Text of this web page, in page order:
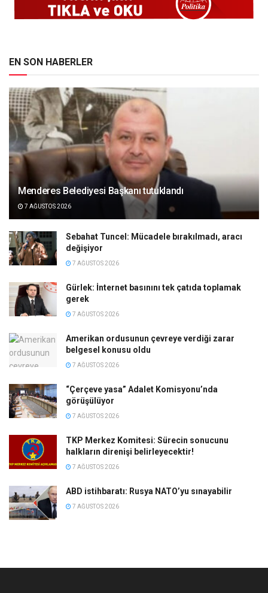
EN SON HABERLER
Menderes Belediyesi Başkanı tutuklandı
7 AĞUSTOS 2026
Sebahat Tuncel: Mücadele bırakılmadı, aracı
değişiyor
7 AĞUSTOS 2026
Gürlek: İnternet basınını tek çatıda toplamak
gerek
7 AĞUSTOS 2026
Amerikan ordusunun çevreye verdiği zarar
belgesel konusu oldu
7 AĞUSTOS 2026
“Çerçeve yasa” Adalet Komisyonu’nda
görüşülüyor
7 AĞUSTOS 2026
TKP Merkez Komitesi: Sürecin sonucunu
halkların direnişi belirleyecektir!
7 AĞUSTOS 2026
ABD istihbaratı: Rusya NATO’yu sınayabilir
7 AĞUSTOS 2026